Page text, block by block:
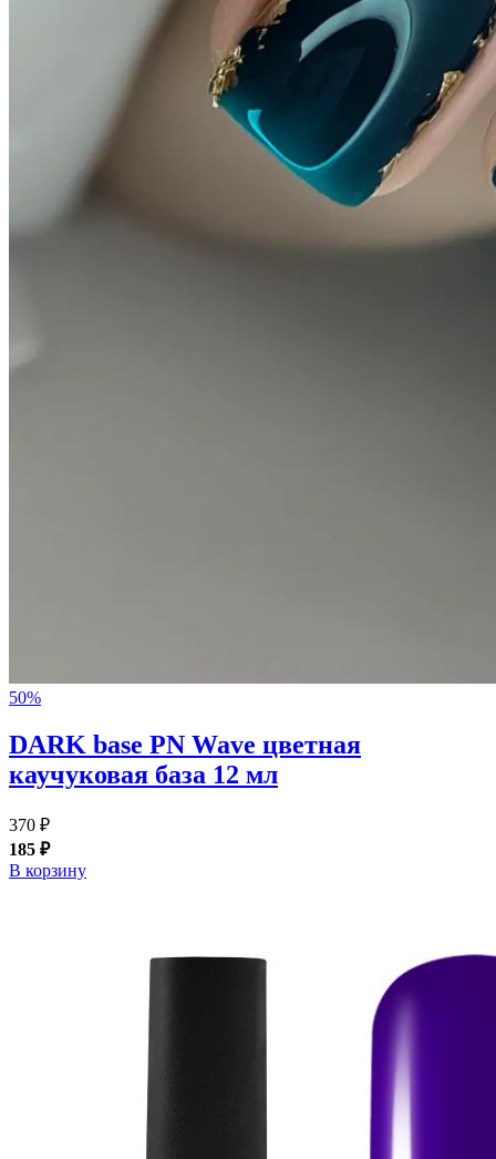
50%
DARK base PN Wave цветная
каучуковая база 12 мл
370 ₽
185 ₽
В корзину